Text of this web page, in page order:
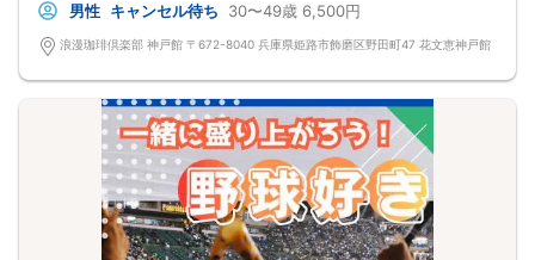
男性 キャンセル待ち 30〜49歳 6,500円
浪漫珈琲倶楽部 神戸館 〒672-8040 兵庫県姫路市飾磨区野田町47 花文恵神戸館